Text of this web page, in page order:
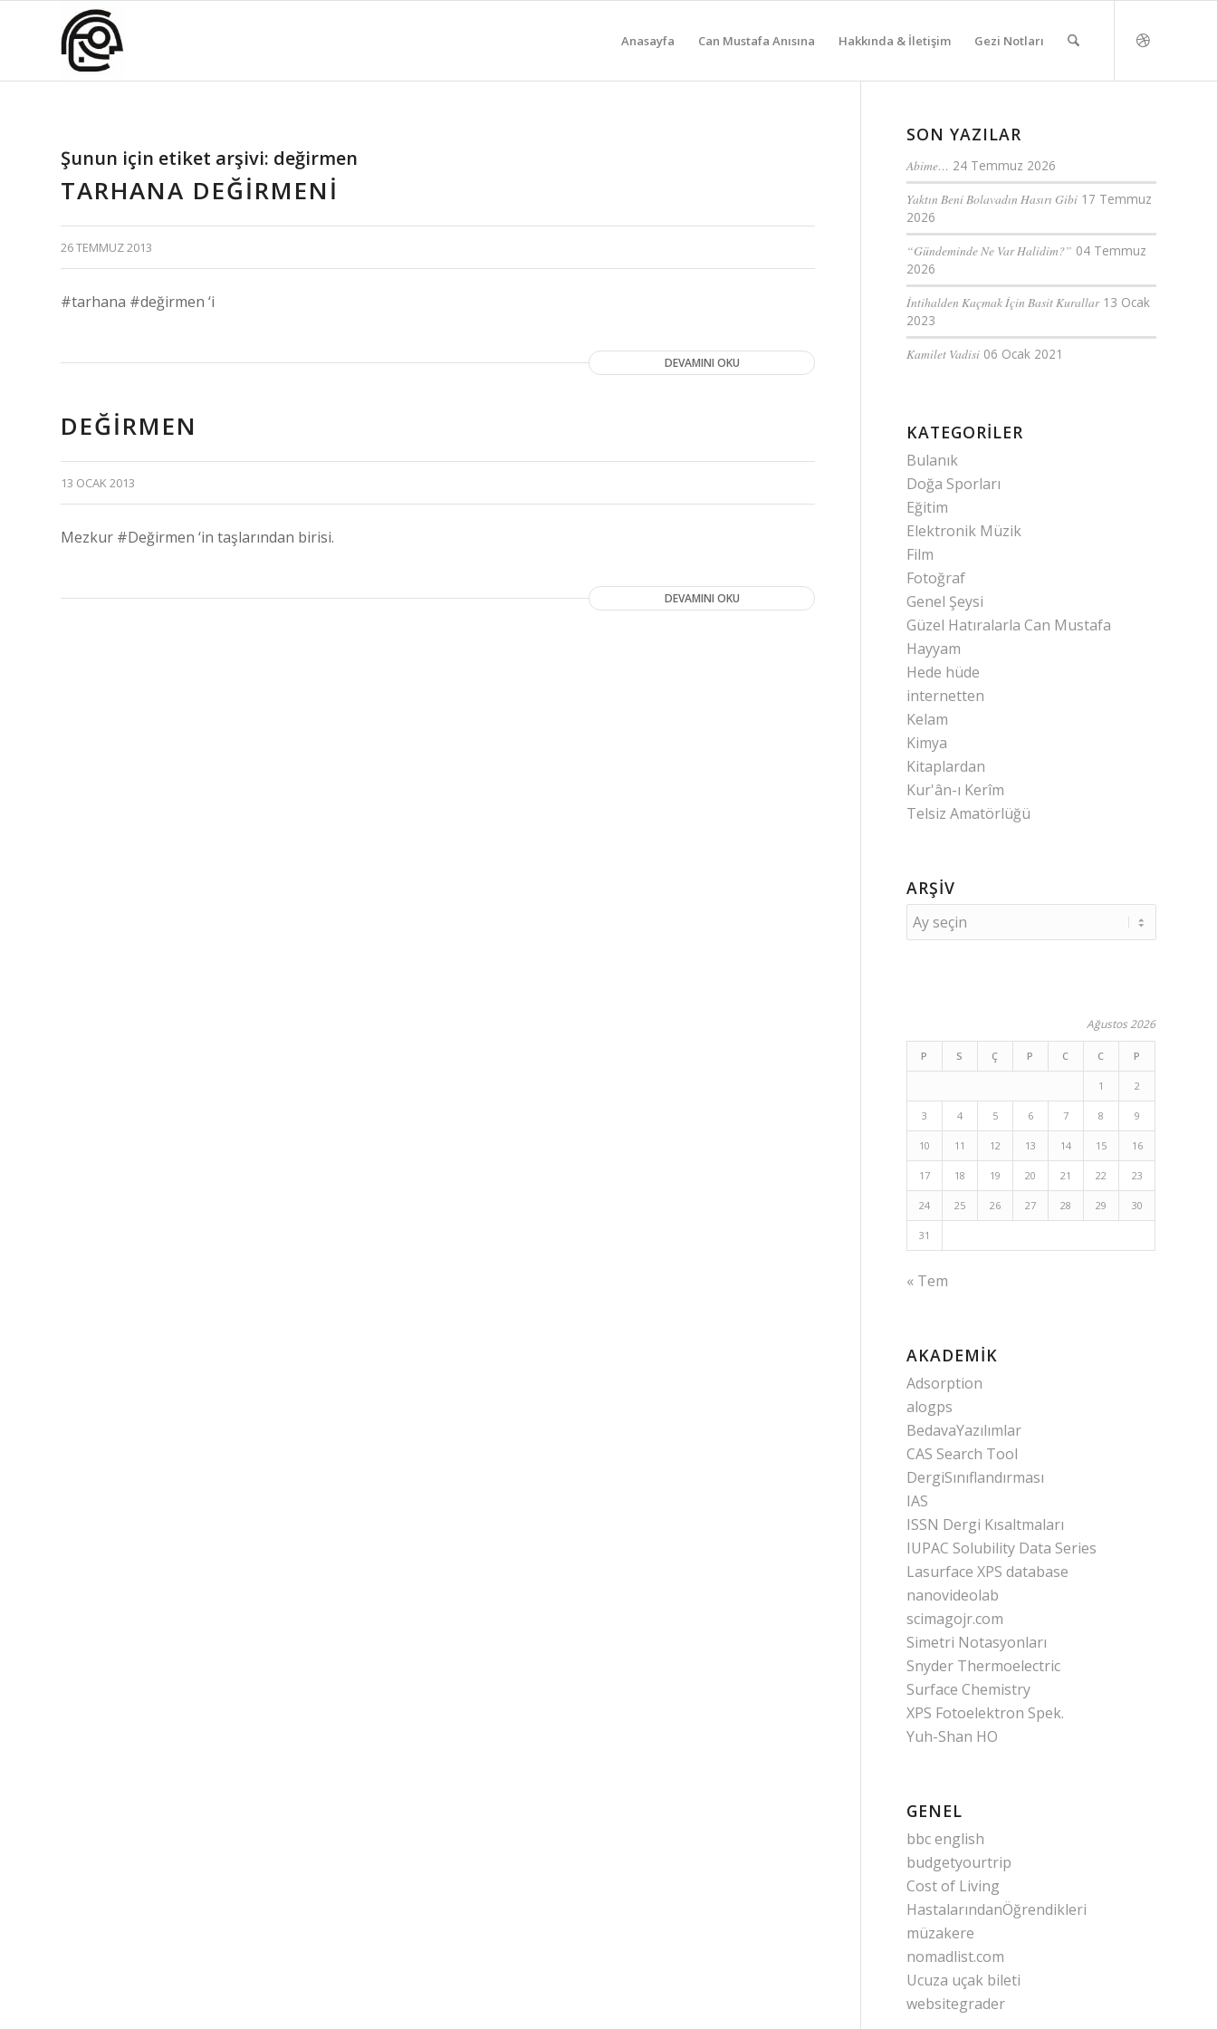
Anasayfa Can Mustafa Anısına Hakkında & İletişim Gezi Notları
Şunun için etiket arşivi: değirmen
TARHANA DEĞIRMENI
26 TEMMUZ 2013
#tarhana #değirmen ‘i
DEVAMINI OKU
DEĞIRMEN
13 OCAK 2013
Mezkur #Değirmen ‘in taşlarından birisi.
DEVAMINI OKU
SON YAZILAR
Abime… 24 Temmuz 2026
Yaktın Beni Bolavadın Hasırı Gibi 17 Temmuz
2026
“Gündeminde Ne Var Halidim?” 04 Temmuz
2026
İntihalden Kaçmak İçin Basit Kurallar 13 Ocak
2023
Kamilet Vadisi 06 Ocak 2021
KATEGORILER
Bulanık
Doğa Sporları
Eğitim
Elektronik Müzik
Film
Fotoğraf
Genel Şeysi
Güzel Hatıralarla Can Mustafa
Hayyam
Hede hüde
internetten
Kelam
Kimya
Kitaplardan
Kur'ân-ı Kerîm
Telsiz Amatörlüğü
ARŞIV
Ağustos 2026
P S Ç P C C P
1 2
3 4 5 6 7 8 9
10 11 12 13 14 15 16
17 18 19 20 21 22 23
24 25 26 27 28 29 30
31
« Tem
AKADEMIK
Adsorption
alogps
BedavaYazılımlar
CAS Search Tool
DergiSınıflandırması
IAS
ISSN Dergi Kısaltmaları
IUPAC Solubility Data Series
Lasurface XPS database
nanovideolab
scimagojr.com
Simetri Notasyonları
Snyder Thermoelectric
Surface Chemistry
XPS Fotoelektron Spek.
Yuh-Shan HO
GENEL
bbc english
budgetyourtrip
Cost of Living
HastalarındanÖğrendikleri
müzakere
nomadlist.com
Ucuza uçak bileti
websitegrader